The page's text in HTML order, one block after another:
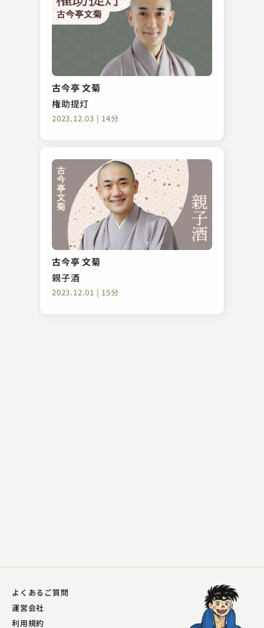
古今亭 文菊
権助提灯
2023.12.03 | 14分
古今亭 文菊
親子酒
2023.12.01 | 15分
金原亭 駒三
後生鰻
2023.09.11 | 14分
林家 きく麿
寝かしつけ
2023.12.25 | 14分
よくあるご質問
運営会社
利用規約